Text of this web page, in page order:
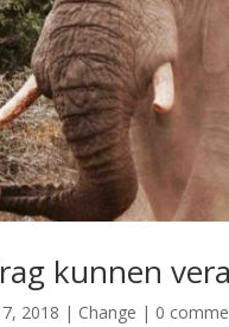
kunnen
2018 | Change | 0